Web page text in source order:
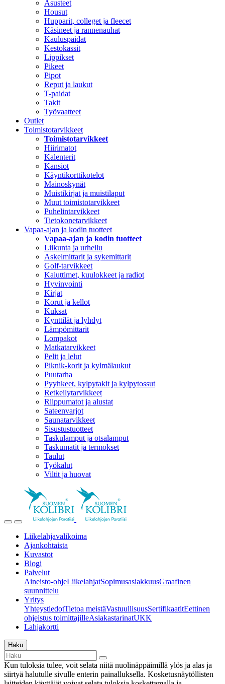
Asusteet
Housut
Hupparit, colleget ja fleecet
Käsineet ja rannenauhat
Kauluspaidat
Kestokassit
Lippikset
Pikeet
Pipot
Reput ja laukut
T-paidat
Takit
Työvaatteet
Outlet
Toimistotarvikkeet
Toimistotarvikkeet
Hiirimatot
Kalenterit
Kansiot
Käyntikorttikotelot
Mainoskynät
Muistikirjat ja muistilaput
Muut toimistotarvikkeet
Puhelintarvikkeet
Tietokonetarvikkeet
Vapaa-ajan ja kodin tuotteet
Vapaa-ajan ja kodin tuotteet
Liikunta ja urheilu
Askelmittarit ja sykemittarit
Golf-tarvikkeet
Kaiuttimet, kuulokkeet ja radiot
Hyvinvointi
Kirjat
Korut ja kellot
Kuksat
Kynttilät ja lyhdyt
Lämpömittarit
Lompakot
Matkatarvikkeet
Pelit ja lelut
Piknik-korit ja kylmälaukut
Puutarha
Pyyhkeet, kylpytakit ja kylpytossut
Retkeilytarvikkeet
Riippumatot ja alustat
Sateenvarjot
Saunatarvikkeet
Sisustustuotteet
Taskulamput ja otsalamput
Taskumatit ja termokset
Taulut
Työkalut
Viltit ja huovat
Liikelahjavalikoima
Ajankohtaista
Kuvastot
Blogi
Palvelut
Aineisto-ohjeLiikelahjatSopimusasiakkuusGraafinen
suunnittelu
Yritys
YhteystiedotTietoa meistäVastuullisuusSertifikaatitEettinen
ohjeistus toimittajilleAsiakastarinatUKK
Lahjakortti
Haku
Kun tuloksia tulee, voit selata niitä nuolinäppäimillä ylös ja alas ja
siirtyä halutulle sivulle enterin painalluksella. Kosketusnäytöllisten